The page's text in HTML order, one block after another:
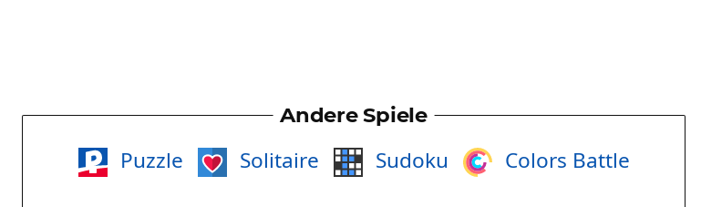
Andere Spiele
Puzzle Solitaire Sudoku Colors Battle